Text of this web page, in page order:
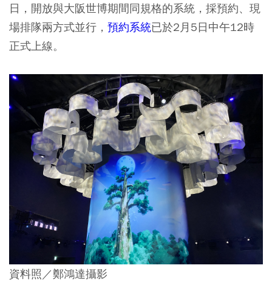
日，開放與大阪世博期間同規格的系統，採預約、現
場排隊兩方式並行， 預約系統已於2月5日中午12時
正式上線。
資料照／鄭鴻達攝影